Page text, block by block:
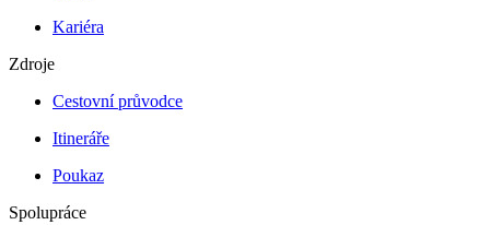
Kariéra
Zdroje
Cestovní průvodce
Itineráře
Poukaz
Spolupráce